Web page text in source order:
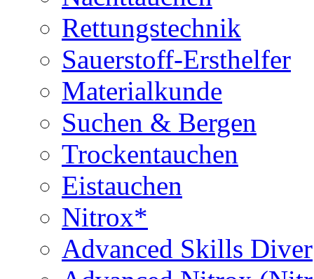
Rettungstechnik
Sauerstoff-Ersthelfer
Materialkunde
Suchen & Bergen
Trockentauchen
Eistauchen
Nitrox*
Advanced Skills Diver